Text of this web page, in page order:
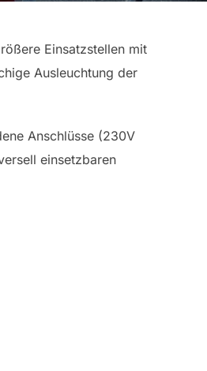
Einsatzstellen mit
Ausleuchtung der
Anschlüsse (230V
einsetzbaren